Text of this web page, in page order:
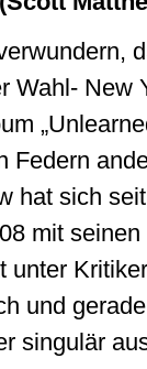
Wahl- New
Federn
hat sich
mit
unter
und
singulär